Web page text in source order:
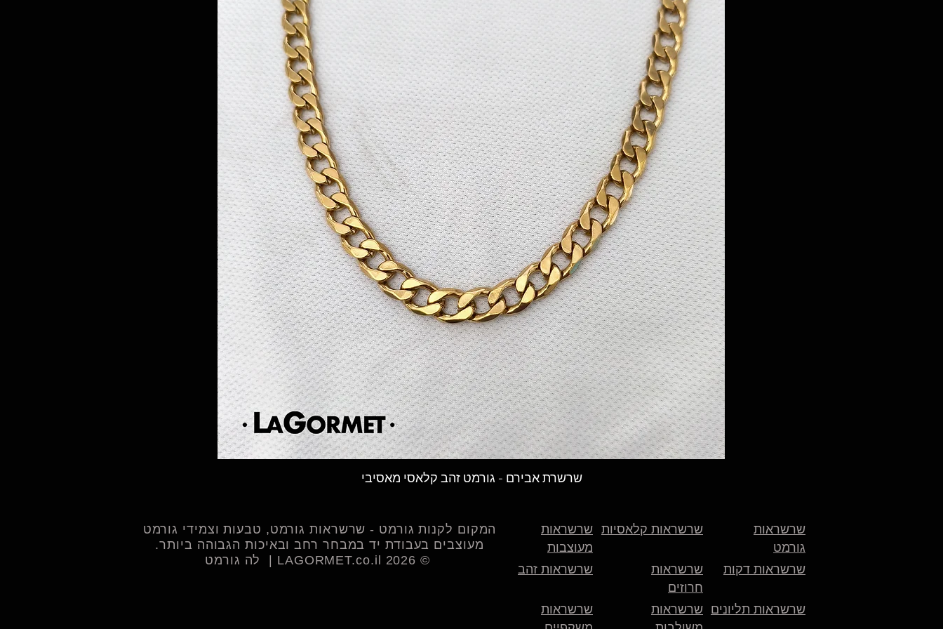
תצוגה מהירה
שרשרת אבירם - גורמט זהב קלאסי מאסיבי
המקום לקנות גורמט - שרשראות גורמט, טבעות וצמידי גורמט
מעוצבים בעבודת יד במבחר רחב ובאיכות הגבוהה ביותר.​
© 2026 LAGORMET.co.il | לה גורמט
שרשראות
מעוצבות
שרשראות זהב
שרשראות
שרשראות קלאסיות
שרשראות
חרוזים
שרשראות
שרשראות
גורמט
שרשראות דקות
שרשראות תליונים